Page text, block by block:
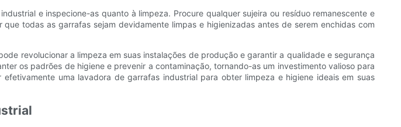
e inspecione-as quanto à limpeza. Procure qualquer sujeira ou resíduo remanescente e
todas as garrafas sejam devidamente limpas e higienizadas antes de serem enchidas com
revolucionar a limpeza em suas instalações de produção e garantir a qualidade e segurança
os padrões de higiene e prevenir a contaminação, tornando-as um investimento valioso para
uma lavadora de garrafas industrial para obter limpeza e higiene ideais em suas